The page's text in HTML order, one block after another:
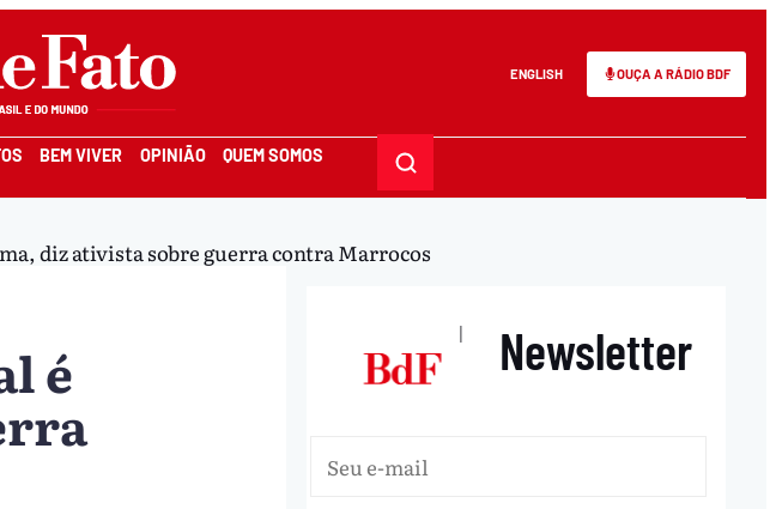
ENGLISH OUÇA A RÁDIO BDF
BEM VIVER OPINIÃO QUEM SOMOS
diz ativista sobre guerra contra Marrocos
é
| Newsletter